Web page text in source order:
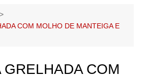
COM MOLHO DE MANTEIGA E
GRELHADA COM